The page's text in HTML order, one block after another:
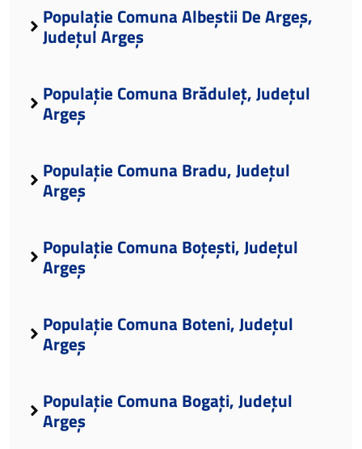
Populație Comuna Albeștii De Argeș,
Județul Argeș
Populație Comuna Brăduleț, Județul
Argeș
Populație Comuna Bradu, Județul
Argeș
Populație Comuna Boțești, Județul
Argeș
Populație Comuna Boteni, Județul
Argeș
Populație Comuna Bogați, Județul
Argeș